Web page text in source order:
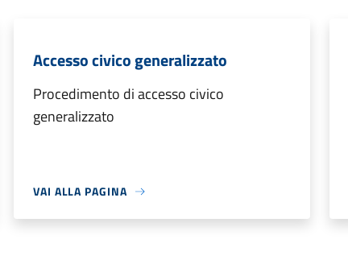
Accesso civico generalizzato
Procedimento di accesso civico
generalizzato
VAI ALLA PAGINA